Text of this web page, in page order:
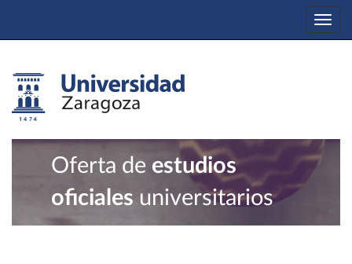
Oferta de estudios
oficiales universitarios